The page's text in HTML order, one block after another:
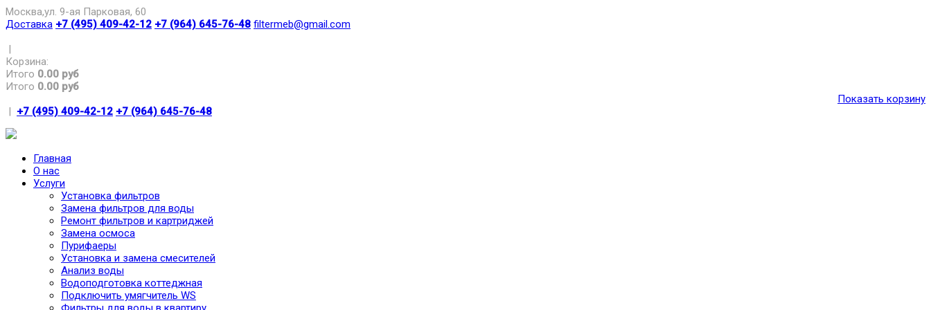
Москва,ул. 9-ая Парковая, 60
Доставка +7 (495) 409-42-12 +7 (964) 645-76-48 filtermeb@gmail.com
|
Корзина:
Итого 0.00 руб
Итого 0.00 руб
Показать корзину
| +7 (495) 409-42-12 +7 (964) 645-76-48
Главная
О нас
Услуги
Установка фильтров
Замена фильтров для воды
Ремонт фильтров и картриджей
Замена осмоса
Пурифаеры
Установка и замена смесителей
Анализ воды
Водоподготовка коттеджная
Подключить умягчитель WS